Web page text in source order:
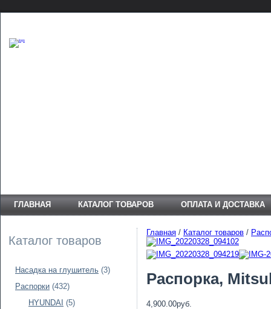
ГЛАВНАЯ КАТАЛОГ ТОВАРОВ ОПЛАТА И ДОСТАВКА
Каталог товаров
Насадка на глушитель (3)
Распорки (432)
HYUNDAI (5)
Главная / Каталог товаров /
Распорка,
4,900.00руб.